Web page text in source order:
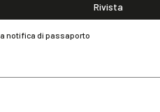
Rivista
notifica di passaporto